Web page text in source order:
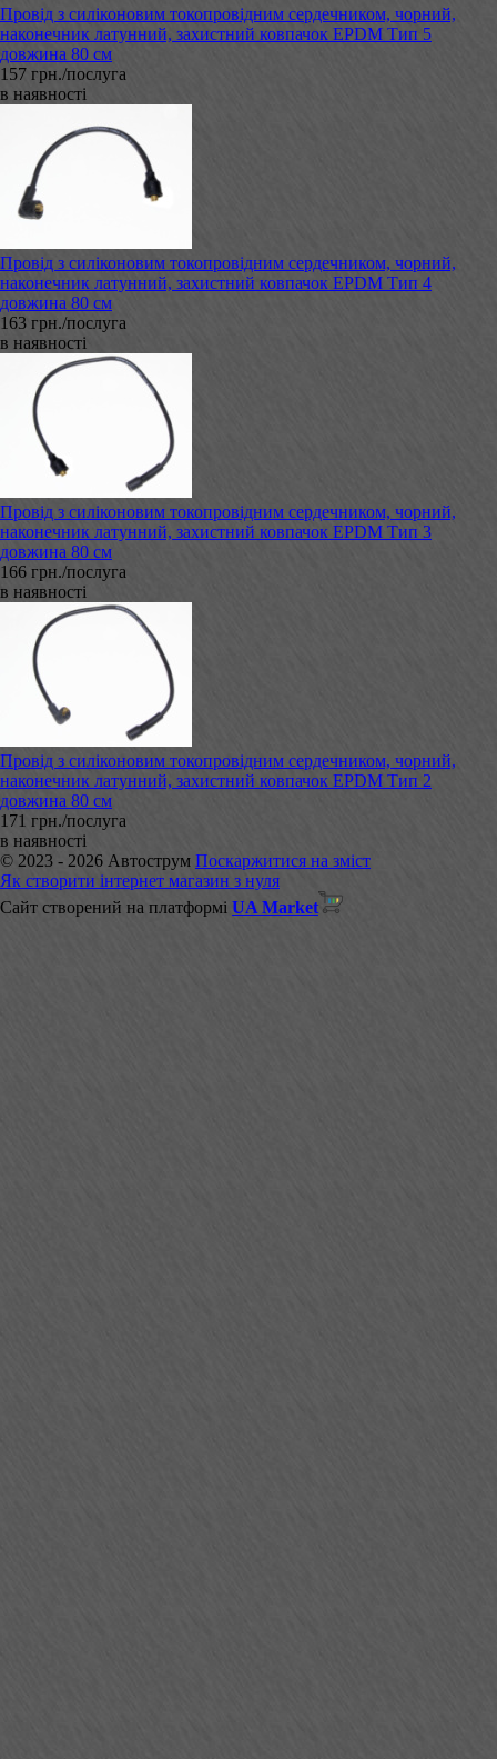
Провід з силіконовим токопровідним сердечником, чорний,
наконечник латунний, захистний ковпачок EPDM Тип 5
довжина 80 см
157 грн./послуга
в наявності
Провід з силіконовим токопровідним сердечником, чорний,
наконечник латунний, захистний ковпачок EPDM Тип 4
довжина 80 см
163 грн./послуга
в наявності
Провід з силіконовим токопровідним сердечником, чорний,
наконечник латунний, захистний ковпачок EPDM Тип 3
довжина 80 см
166 грн./послуга
в наявності
Провід з силіконовим токопровідним сердечником, чорний,
наконечник латунний, захистний ковпачок EPDM Тип 2
довжина 80 см
171 грн./послуга
в наявності
© 2023 - 2026 Автострум Поскаржитися на зміст
Як створити інтернет магазин з нуля
Сайт створений на платформі UA Market